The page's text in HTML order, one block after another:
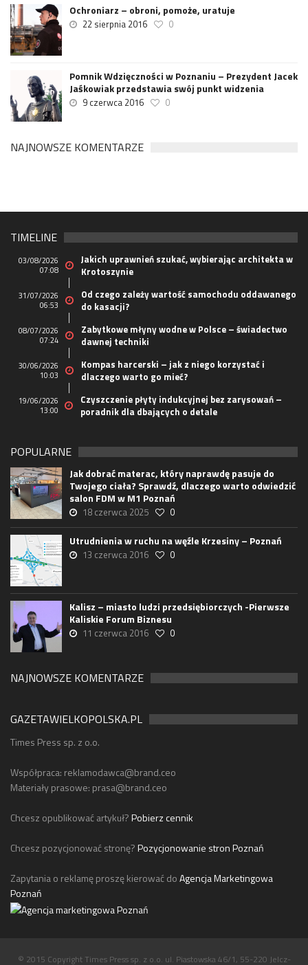
Ochroniarz – obroni, pomoże, uratuje
22 sierpnia 2016 0
Pomnik Wdzięczności w Poznaniu – Prezydent Jacek
Jaśkowiak przedstawia swój punkt widzenia
9 czerwca 2016 0
NAJNOWSZE KOMENTARZE
TIMELINE
03/08/2026
07:08
Jakich uprawnień szukać, wybierając architekta w
Krotoszynie
31/07/2026
06:53
Od czego zależy wartość samochodu oddawanego
do kasacji?
08/07/2026
07:24
Zabytkowe młyny wodne w Polsce – świadectwo
dawnej techniki
30/06/2026
10:03
Kompas harcerski – jak z niego korzystać i
dlaczego warto go mieć?
19/06/2026
13:00
Czyszczenie płyty indukcyjnej bez zarysowań –
poradnik dla dbających o detale
POPULARNE
Jak dobrać materac, który naprawdę pasuje do
Twojego ciała? Sprawdź, dlaczego warto odwiedzić
salon FDM w M1 Poznań
18 czerwca 2025 0
Utrudnienia w ruchu na węźle Krzesiny – Poznań
13 czerwca 2016 0
Kalisz – miasto ludzi przedsiębiorczych -Pierwsze
Kaliskie Forum Biznesu
11 czerwca 2016 0
NAJNOWSZE KOMENTARZE
GAZETAWIELKOPOLSKA.PL
Times Press sp. z o.o.
Współpraca: reklamodawca@brand.ceo
Materiały prasowe: prasa@brand.ceo
Chcesz opublikować artykuł?Pobierz cennik
Chcesz pozycjonować stronę?Pozycjonowanie stron Poznań
Zapytania o reklamę proszę kierować doAgencja Marketingowa
Poznań
© 2015 Copyright Times Press sp. z o.o. ul. Piastowska 46/1, 55-220 Jelcz-